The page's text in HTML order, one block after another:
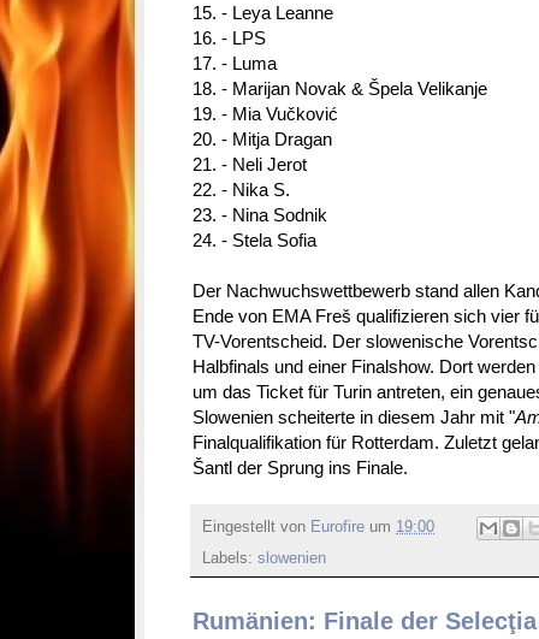
15. - Leya Leanne
16. - LPS
17. - Luma
18. - Marijan Novak & Špela Velikanje
19. - Mia Vučković
20. - Mitja Dragan
21. - Neli Jerot
22. - Nika S.
23. - Nina Sodnik
24. - Stela Sofia
Der Nachwuchswettbewerb stand allen
Ende von EMA Freš qualifizieren sich vier
TV-Vorentscheid. Der slowenische
Halbfinals und einer Finalshow. Dort
um das Ticket für Turin antreten, ein
Slowenien scheiterte in diesem Jahr mit "
Finalqualifikation für Rotterdam. Zuletzt
Šantl der Sprung ins Finale.
Eingestellt von Eurofire um 19:00
Labels: slowenien
Rumänien: Finale der